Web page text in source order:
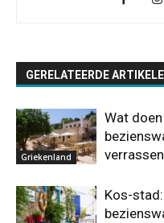
GERELATEERDE
Griekenland
Wat
Kos-